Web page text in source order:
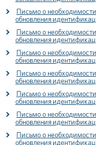
Письмо о
обновления
Письмо о
обновления
Письмо о
обновления
Письмо о
обновления
Письмо о
обновления
Письмо о
обновления
Письмо о
обновления